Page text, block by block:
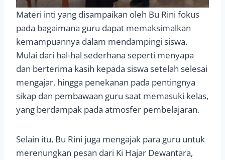
Materi inti yang disampaikan oleh Bu Rini fokus
pada bagaimana guru dapat memaksimalkan
kemampuannya dalam mendampingi siswa.
Mulai dari hal-hal sederhana seperti menyapa
dan berterima kasih kepada siswa setelah selesai
mengajar, hingga penekanan pada pentingnya
sikap dan pembawaan guru saat memasuki kelas,
yang berdampak pada atmosfer pembelajaran.
Selain itu, Bu Rini juga mengajak para guru untuk
merenungkan pesan dari Ki Hajar Dewantara,